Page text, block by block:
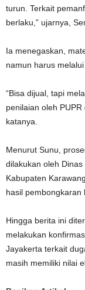
turun. Terkait
berlaku,” ujarnya,
Ia menegaskan,
namun harus
“Bisa dijual, tapi
penilaian oleh
katanya.
Menurut Sunu,
dilakukan oleh
Kabupaten
hasil pembongkaran
Hingga berita ini
melakukan
Jayakerta terkait
masih memiliki nilai